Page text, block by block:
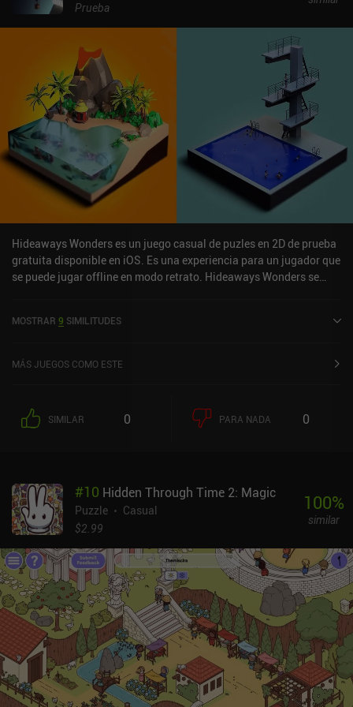
Prueba
Hideaways Wonders es un juego casual de puzles en 2D de prueba
gratuita disponible en iOS. Es una experiencia para un jugador que
se puede jugar offline en modo retrato. Hideaways Wonders se
MOSTRAR 9 SIMILITUDES
MÁS JUEGOS COMO ESTE
SIMILAR 0 PARA NADA 0
#10 Hidden Through Time 2: Magic
Puzzle
Casual
$2.99
100%
similar